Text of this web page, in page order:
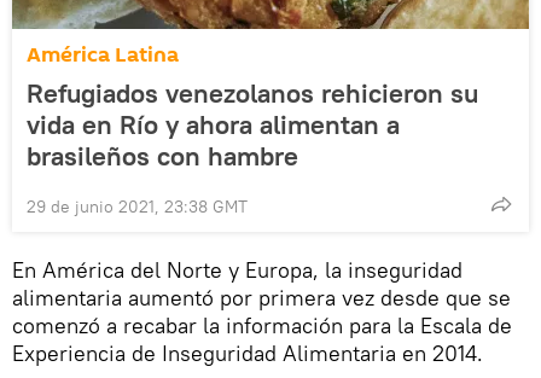
América Latina
Refugiados venezolanos rehicieron su
vida en Río y ahora alimentan a
brasileños con hambre
29 de junio 2021, 23:38 GMT
En América del Norte y Europa, la inseguridad
alimentaria aumentó por primera vez desde que se
comenzó a recabar la información para la Escala de
Experiencia de Inseguridad Alimentaria en 2014.